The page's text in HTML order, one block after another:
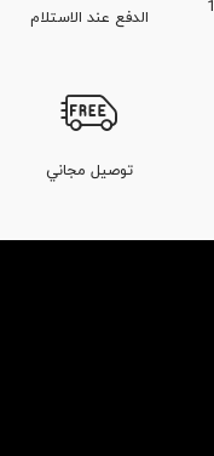
15
الدفع عند الاستلام
توصيل مجاني